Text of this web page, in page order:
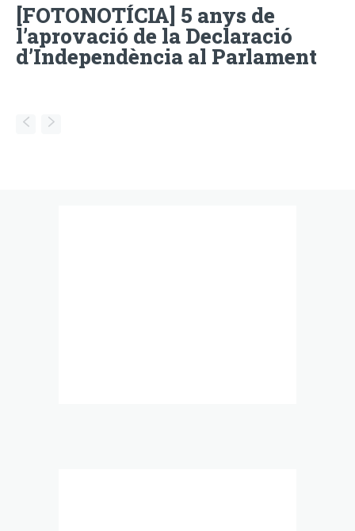
[FOTONOTÍCIA] 5 anys de
l’aprovació de la Declaració
d’Independència al Parlament